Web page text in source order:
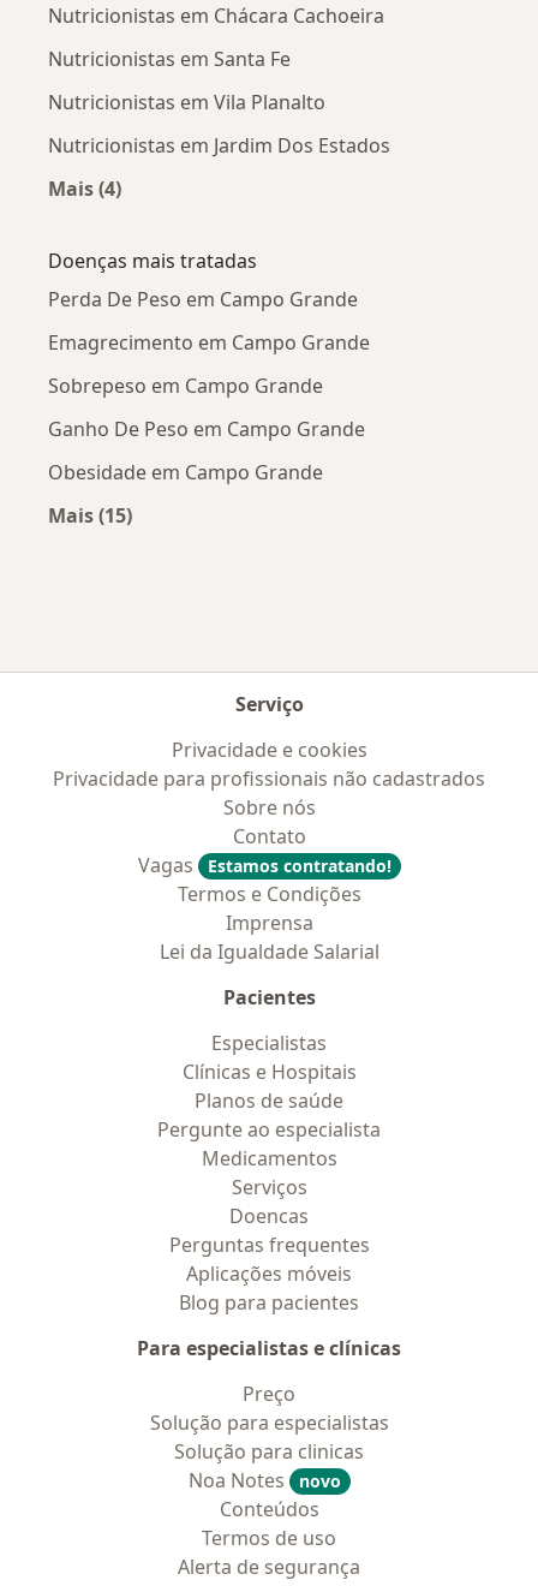
Nutricionistas em Chácara Cachoeira
Nutricionistas em Santa Fe
Nutricionistas em Vila Planalto
Nutricionistas em Jardim Dos Estados
Mais (4)
Doenças mais tratadas
Perda De Peso em Campo Grande
Emagrecimento em Campo Grande
Sobrepeso em Campo Grande
Ganho De Peso em Campo Grande
Obesidade em Campo Grande
Mais (15)
Serviço
Privacidade e cookies
Privacidade para profissionais não cadastrados
Sobre nós
Contato
Vagas
Estamos contratando!
Termos e Condições
Imprensa
Lei da Igualdade Salarial
Pacientes
Especialistas
Clínicas e Hospitais
Planos de saúde
Pergunte ao especialista
Medicamentos
Serviços
Doencas
Perguntas frequentes
Aplicações móveis
Blog para pacientes
Para especialistas e clínicas
Preço
Solução para especialistas
Solução para clinicas
Noa Notes
novo
Conteúdos
Termos de uso
Alerta de segurança